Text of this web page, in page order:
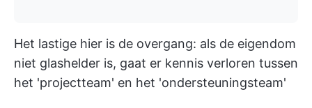
Het lastige hier is de overgang: als de eigendom
niet glashelder is, gaat er kennis verloren tussen
het 'projectteam' en het 'ondersteuningsteam'